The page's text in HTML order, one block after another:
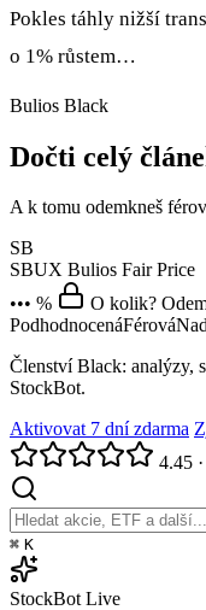
Pokles táhly nižší
o 1% růstem…
Bulios Black
Dočti celý
A k tomu odemkneš
SB
SBUX Bulios Fair Price
••• %
O kolik?
PodhodnocenáFérová
Členství Black: analýzy,
StockBot.
Aktivovat 7 dní zdarma
4.45 ·
⌘ K
StockBot Live